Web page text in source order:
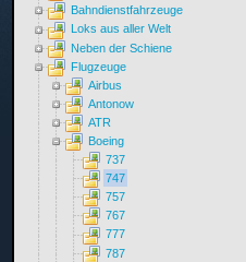
Bahndienstfahrzeuge
Loks aus aller Welt
Neben der Schiene
Flugzeuge
Airbus
Antonow
ATR
Boeing
737
747
757
767
777
787